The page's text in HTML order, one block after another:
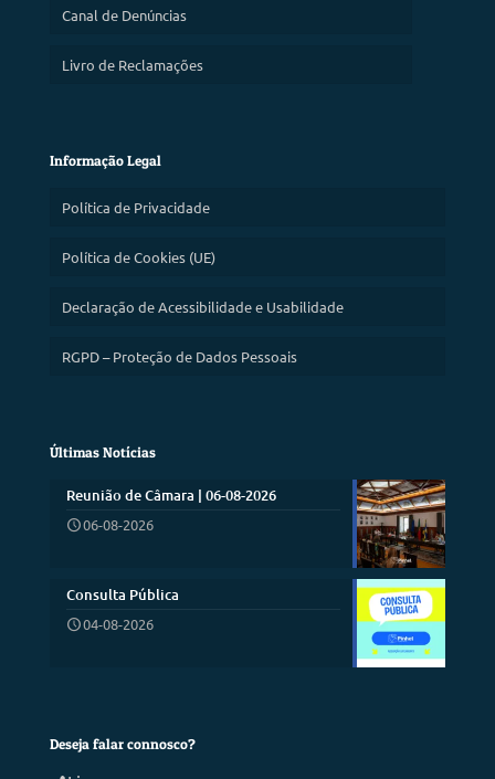
Canal de Denúncias
Livro de Reclamações
Informação Legal
Política de Privacidade
Política de Cookies (UE)
Declaração de Acessibilidade e Usabilidade
RGPD – Proteção de Dados Pessoais
Últimas Notícias
Reunião de Câmara | 06-08-2026
06-08-2026
Consulta Pública
04-08-2026
Deseja falar connosco?